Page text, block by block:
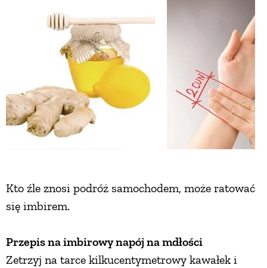
Kto źle znosi podróż samochodem, może ratować
się imbirem.
Przepis na imbirowy napój na mdłości
Zetrzyj na tarce kilkucentymetrowy kawałek i